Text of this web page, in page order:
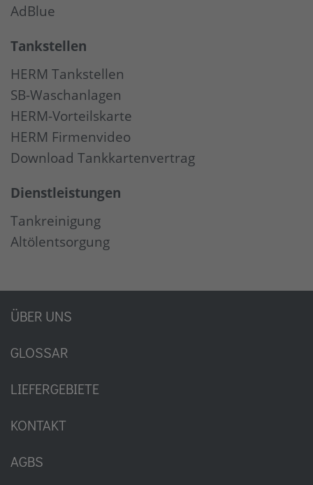
AdBlue
Tankstellen
HERM Tankstellen
SB-Waschanlagen
HERM-Vorteilskarte
HERM Firmenvideo
Download Tankkartenvertrag
Dienstleistungen
Tankreinigung
Altölentsorgung
ÜBER UNS
GLOSSAR
LIEFERGEBIETE
KONTAKT
AGBS